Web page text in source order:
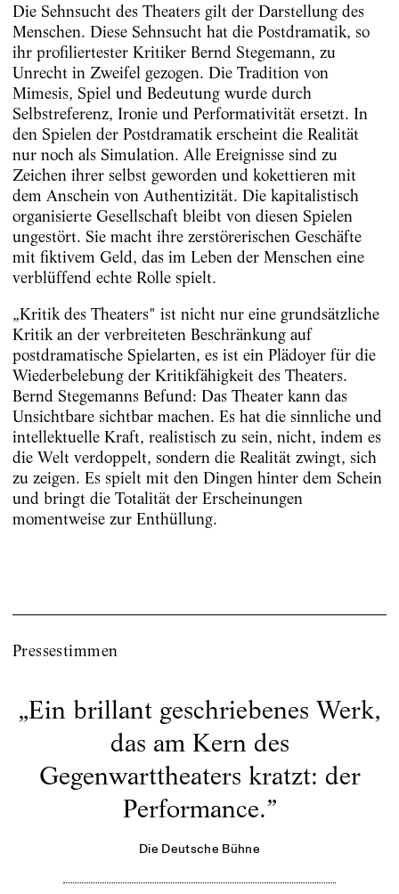
Die Sehnsucht des Theaters gilt der Darstellung des
Menschen. Diese Sehnsucht hat die Postdramatik, so
ihr profiliertester Kritiker Bernd Stegemann, zu
Unrecht in Zweifel gezogen. Die Tradition von
Mimesis, Spiel und Bedeutung wurde durch
Selbstreferenz, Ironie und Performativität ersetzt. In
den Spielen der Postdramatik erscheint die Realität
nur noch als Simulation. Alle Ereignisse sind zu
Zeichen ihrer selbst geworden und kokettieren mit
dem Anschein von Authentizität. Die kapitalistisch
organisierte Gesellschaft bleibt von diesen Spielen
ungestört. Sie macht ihre zerstörerischen Geschäfte
mit fiktivem Geld, das im Leben der Menschen eine
verblüffend echte Rolle spielt.
„Kritik des Theaters" ist nicht nur eine grundsätzliche
Kritik an der verbreiteten Beschränkung auf
postdramatische Spielarten, es ist ein Plädoyer für die
Wiederbelebung der Kritikfähigkeit des Theaters.
Bernd Stegemanns Befund: Das Theater kann das
Unsichtbare sichtbar machen. Es hat die sinnliche und
intellektuelle Kraft, realistisch zu sein, nicht, indem es
die Welt verdoppelt, sondern die Realität zwingt, sich
zu zeigen. Es spielt mit den Dingen hinter dem Schein
und bringt die Totalität der Erscheinungen
momentweise zur Enthüllung.
Pressestimmen
„Ein brillant geschriebenes Werk,
das am Kern des
Gegenwarttheaters kratzt: der
Performance.”
Die Deutsche Bühne